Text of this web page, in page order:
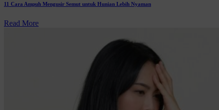
11 Cara Ampuh Mengusir Semut untuk Hunian Lebih Nyaman
Read More